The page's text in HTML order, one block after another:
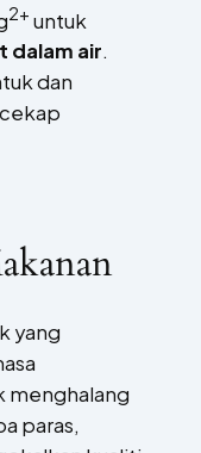
2+ untuk
dalam air.
dan
yang
menghalang
paras,